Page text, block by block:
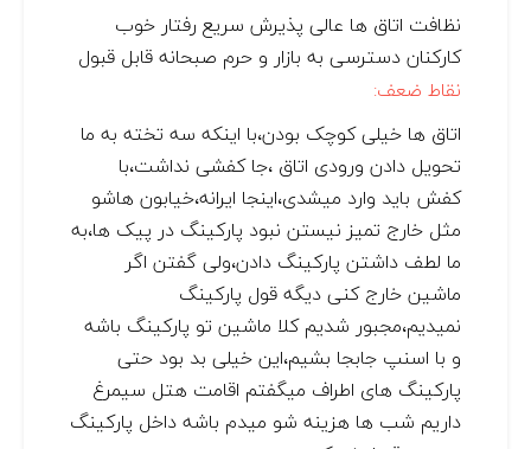
نظافت اتاق ها عالی پذیرش سریع رفتار خوب
کارکنان دسترسی به بازار و حرم صبحانه قابل قبول
نقاط ضعف:
اتاق ها خیلی کوچک بودن،با اینکه سه تخته به ما
تحویل دادن ورودی اتاق ،جا کفشی نداشت،با
کفش باید وارد میشدی،اینجا ایرانه،خیابون هاشو
مثل خارج تمیز نیستن نبود پارکینگ در پیک ها،به
ما لطف داشتن پارکینگ دادن،ولی گفتن اگر
ماشین خارج کنی دیگه قول پارکینگ
نمیدیم،مجبور شدیم کلا ماشین تو پارکینگ باشه
و با اسنپ جابجا بشیم،این خیلی بد بود حتی
پارکینگ های اطراف میگفتم اقامت هتل سیمرغ
داریم شب ها هزینه شو میدم باشه داخل پارکینگ